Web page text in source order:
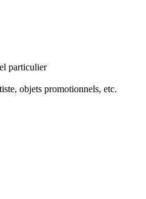
particulier
objets promotionnels, etc.